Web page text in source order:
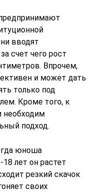
вводят
счет чего рост
Впрочем,
и может дать
только под
Кроме того, к
необходим
подход.
юноша
лет он растет
резкий скачок
своих